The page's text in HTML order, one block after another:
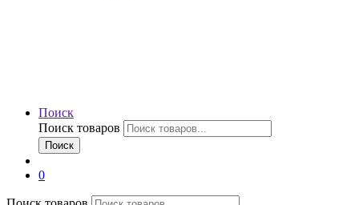
Поиск
Поиск товаров
Поиск
0